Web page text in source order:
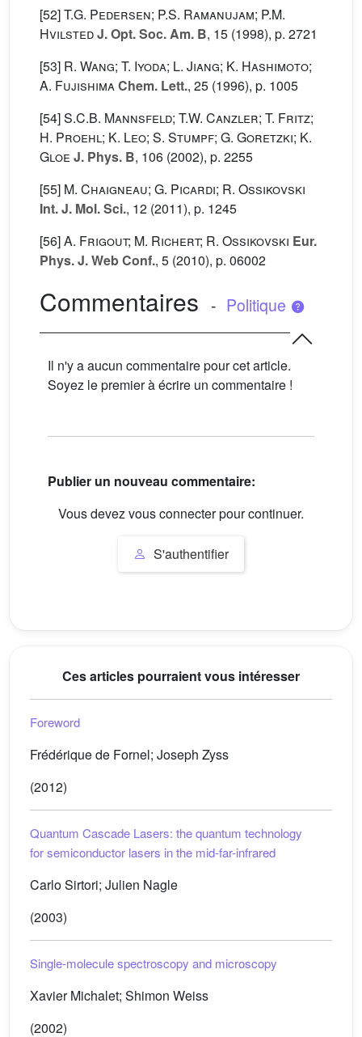
[52]T.G. Pedersen; P.S. Ramanujam; P.M.
HvilstedJ. Opt. Soc. Am. B, 15 (1998), p. 2721
[53] R. Wang; T. Iyoda; L. Jiang; K. Hashimoto;
A. FujishimaChem. Lett., 25 (1996), p. 1005
[54]S.C.B. Mannsfeld; T.W. Canzler; T. Fritz;
H. Proehl; K. Leo; S. Stumpf; G. Goretzki; K.
Gloe J. Phys. B, 106 (2002), p. 2255
[55] M. Chaigneau; G. Picardi; R. Ossikovski
Int. J. Mol. Sci., 12 (2011), p. 1245
[56]A. Frigout; M. Richert; R. Ossikovski Eur.
Phys. J. Web Conf., 5 (2010), p. 06002
Commentaires - Politique
Il n'y a aucun commentaire pour cet article.
Soyez le premier à écrire un commentaire !
Publier un nouveau commentaire:
Vous devez vous connecter pour continuer.
S'authentifier
Ces articles pourraient vous intéresser
Foreword
Frédérique de Fornel; Joseph Zyss
(2012)
Quantum Cascade Lasers: the quantum technology
for semiconductor lasers in the mid-far-infrared
Carlo Sirtori; Julien Nagle
(2003)
Single-molecule spectroscopy and microscopy
Xavier Michalet; Shimon Weiss
(2002)